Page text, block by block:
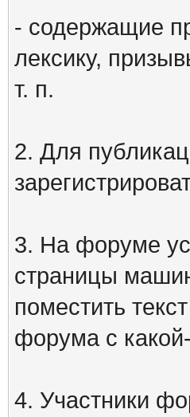
- содержащие
лексику,
т. п.
2. Для
3. На форуме
страницы
поместить
форума с
4. Участники